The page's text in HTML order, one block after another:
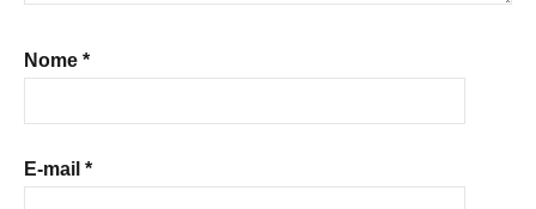
Nome *
E-mail *